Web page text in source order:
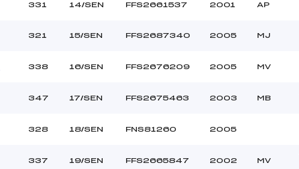
331 14/SEN FFS2661537 2001 AP
321 15/SEN FFS2687340 2005 MJ
338 16/SEN FFS2676209 2005 MV
347 17/SEN FFS2675463 2003 MB
328 18/SEN FNS81260 2005
337 19/SEN FFS2665847 2002 MV